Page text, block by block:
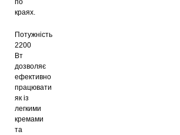
краях.
Потужність
2200
Вт
дозволяє
ефективно
працювати
як із
легкими
кремами
та